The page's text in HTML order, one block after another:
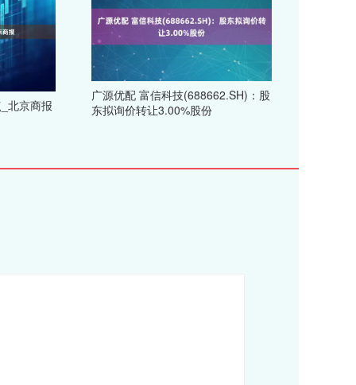
北京商报
广源优配 富信科技(688662.SH)：股
东拟询价转让3.00%股份